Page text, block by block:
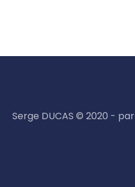
Serge DUCAS © 2020 - par